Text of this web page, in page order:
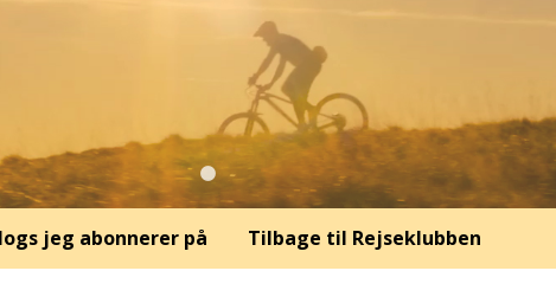
jeg abonnerer på Tilbage til Rejseklubben